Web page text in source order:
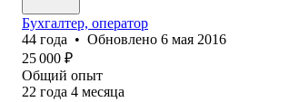
Бухгалтер, оператор
44 года • Обновлено 6 мая 2016
25 000 ₽
Общий опыт
22 года 4 месяца